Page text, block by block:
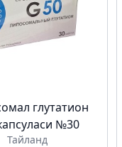
глутатион
№30
Тайланд